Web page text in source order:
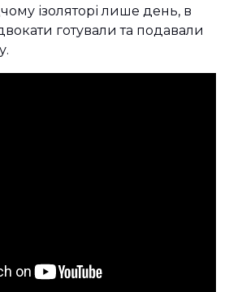
ізоляторі лише день, в
готували та подавали